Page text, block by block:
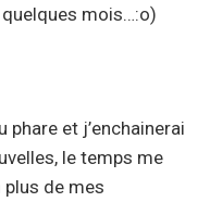
mois…:o)
phare et j’enchainerai
le temps me
de mes